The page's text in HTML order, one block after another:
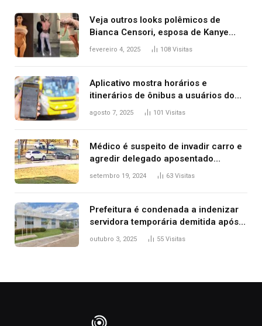
Veja outros looks polêmicos de
Bianca Censori, esposa de Kanye
West que apareceu nua no Grammy
fevereiro 4, 2025 108 Visitas
Aplicativo mostra horários e
itinerários de ônibus a usuários do
transporte público de Palmas; confira
agosto 7, 2025 101 Visitas
Médico é suspeito de invadir carro e
agredir delegado aposentado
durante confusão no trânsito
setembro 19, 2024 63 Visitas
Prefeitura é condenada a indenizar
servidora temporária demitida após
nascimento da filha
outubro 3, 2025 55 Visitas